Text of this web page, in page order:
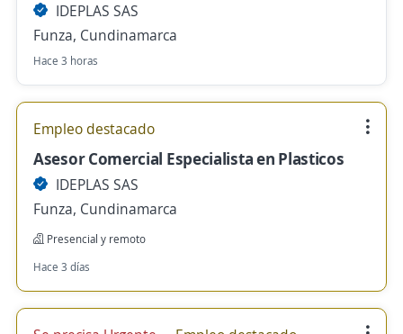
IDEPLAS SAS
Funza, Cundinamarca
Hace 3 horas
Empleo destacado
Asesor Comercial Especialista en Plasticos
IDEPLAS SAS
Funza, Cundinamarca
Presencial y remoto
Hace 3 días